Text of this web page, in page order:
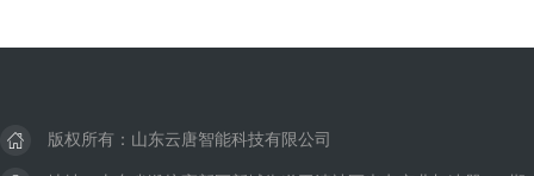
版权所有：山东云唐智能科技有限公司